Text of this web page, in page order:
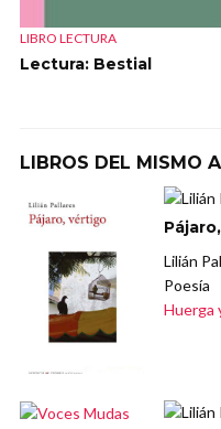
LIBRO LECTURA
Lectura: Bestial
LIBROS DEL MISMO
Lilián
Poesía
Huerga